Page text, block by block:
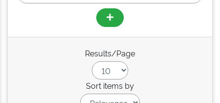
Results/Page
Sort items by